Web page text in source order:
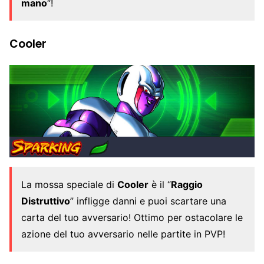
mano“!
Cooler
La mossa speciale di Cooler è il “Raggio
Distruttivo” infligge danni e puoi scartare una
carta del tuo avversario! Ottimo per ostacolare le
azione del tuo avversario nelle partite in PVP!